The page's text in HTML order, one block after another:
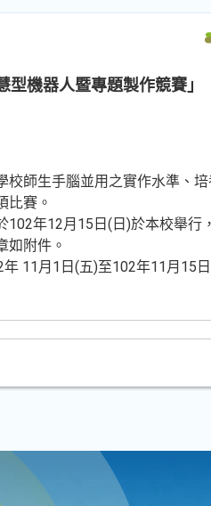
型機器人暨專題製作競賽」
校師生手腦並用之實作水準、
比賽。
102年12月15日(日)於本校舉
如附件。
11月1日(五)至102年11月15